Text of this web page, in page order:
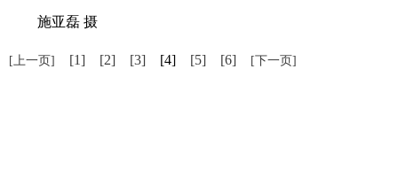
施亚磊 摄
[上一页] [1] [2] [3] [4] [5] [6] [下一页]